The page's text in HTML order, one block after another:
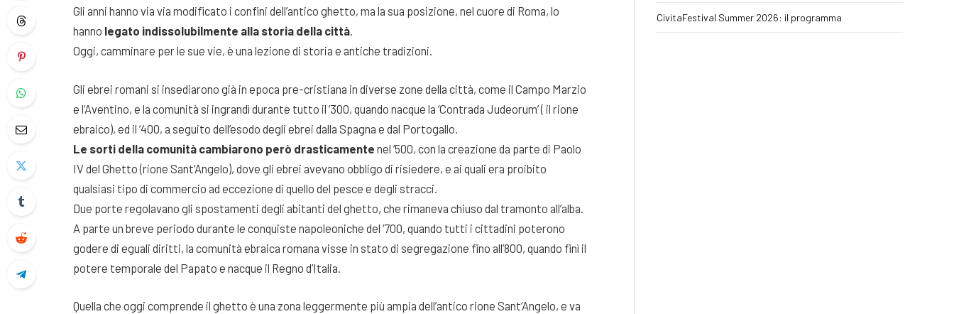
Gli anni hanno via via modificato i confini dell’antico ghetto, ma la sua posizione, nel cuore di Roma, lo
hanno legato indissolubilmente alla storia della città.
Oggi, camminare per le sue vie, è una lezione di storia e antiche tradizioni.
Gli ebrei romani si insediarono già in epoca pre-cristiana in diverse zone della città, come il Campo Marzio
e l’Aventino, e la comunità si ingrandì durante tutto il ‘300, quando nacque la ‘Contrada Judeorum’ ( il rione
ebraico), ed il ‘400, a seguito dell’esodo degli ebrei dalla Spagna e dal Portogallo.
Le sorti della comunità cambiarono però drasticamente nel ‘500, con la creazione da parte di Paolo
IV del Ghetto (rione Sant’Angelo), dove gli ebrei avevano obbligo di risiedere, e ai quali era proibito
qualsiasi tipo di commercio ad eccezione di quello del pesce e degli stracci.
Due porte regolavano gli spostamenti degli abitanti del ghetto, che rimaneva chiuso dal tramonto all’alba.
A parte un breve periodo durante le conquiste napoleoniche del ‘700, quando tutti i cittadini poterono
godere di eguali diritti, la comunità ebraica romana visse in stato di segregazione fino all’800, quando finì il
potere temporale del Papato e nacque il Regno d’Italia.
Quella che oggi comprende il ghetto è una zona leggermente più ampia dell’antico rione Sant’Angelo, e va
CivitaFestival Summer 2026: il programma